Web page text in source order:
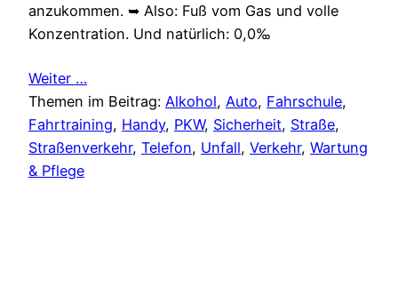
anzukommen. ➥ Also: Fuß vom Gas und volle
Konzentration. Und natürlich: 0,0‰
Weiter …
Themen im Beitrag: Alkohol, Auto, Fahrschule
Fahrtraining, Handy, PKW, Sicherheit, Straße
Straßenverkehr, Telefon, Unfall, Verkehr, Wartung
& Pflege